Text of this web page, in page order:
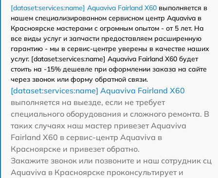
[dataset:services:name] Aquaviva Fairland X60 выполняется в
нашем специализированном сервисном центр Aquaviva в
Красноярске мастерами с огромным опытом - от 5 лет. На
все виды услуг и запчасти предоставляем расширенную
гарантию - мы в сервис-центре уверены в качестве наших
услуг. [dataset:services:name] Aquaviva Fairland X60 будет
стоить на -15% дешевле при оформлении заказа на сайте
через звонок или форму обратной связи.
[dataset:services:name] Aquaviva Fairland X60
выполняется на выезде, если не требует
специального оборудования и сложного ремонта. В
таких случаях наш мастер привезет Aquaviva
Fairland X60 в сервис-центр Aquaviva в
Красноярске и привезет обратно.
Закажите звонок или позвоните и наш сотрудник сц
Aquaviva в Красноярске проконсультирует и